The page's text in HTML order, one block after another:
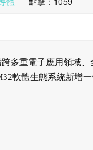
多重電子應用領域
軟體生態系統新增